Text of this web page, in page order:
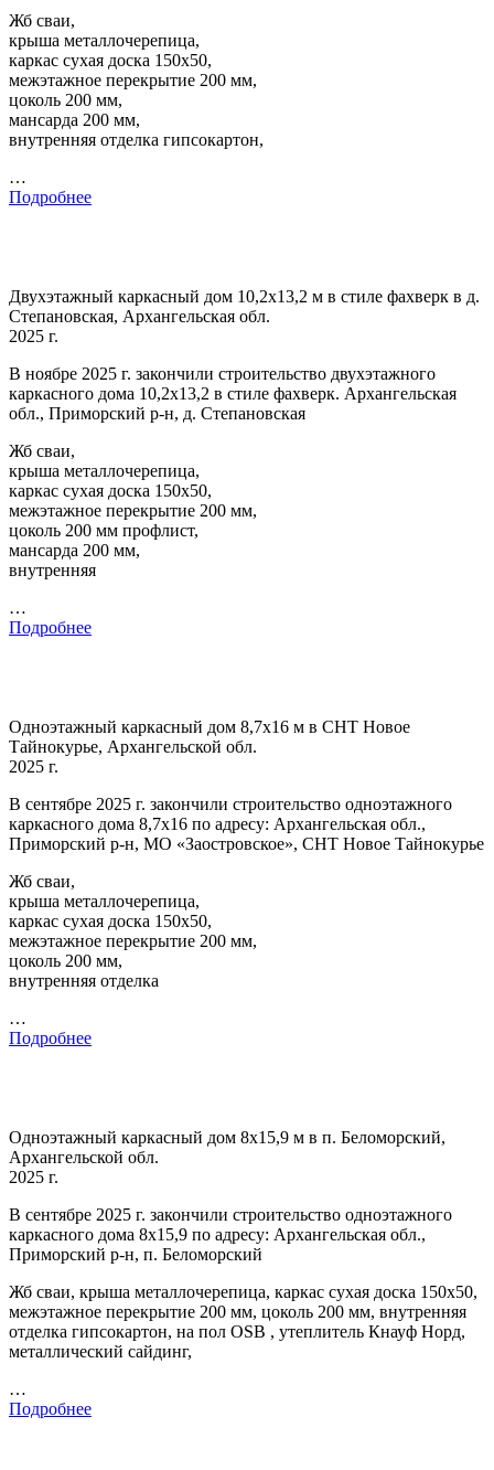
Жб сваи,
крыша металлочерепица,
каркас сухая доска 150х50,
межэтажное перекрытие 200 мм,
цоколь 200 мм,
мансарда 200 мм,
внутренняя отделка гипсокартон,
…
Подробнее
Двухэтажный каркасный дом 10,2х13,2 м в стиле фахверк в д.
Степановская, Архангельская обл.
2025 г.
В ноябре 2025 г. закончили строительство двухэтажного
каркасного дома 10,2х13,2 в стиле фахверк. Архангельская
обл., Приморский р-н, д. Степановская
Жб сваи,
крыша металлочерепица,
каркас сухая доска 150х50,
межэтажное перекрытие 200 мм,
цоколь 200 мм профлист,
мансарда 200 мм,
внутренняя
…
Подробнее
Одноэтажный каркасный дом 8,7х16 м в СНТ Новое
Тайнокурье, Архангельской обл.
2025 г.
В сентябре 2025 г. закончили строительство одноэтажного
каркасного дома 8,7х16 по адресу: Архангельская обл.,
Приморский р-н, МО «Заостровское», СНТ Новое Тайнокурье
Жб сваи,
крыша металлочерепица,
каркас сухая доска 150х50,
межэтажное перекрытие 200 мм,
цоколь 200 мм,
внутренняя отделка
…
Подробнее
Одноэтажный каркасный дом 8х15,9 м в п. Беломорский,
Архангельской обл.
2025 г.
В сентябре 2025 г. закончили строительство одноэтажного
каркасного дома 8х15,9 по адресу: Архангельская обл.,
Приморский р-н, п. Беломорский
Жб сваи, крыша металлочерепица, каркас сухая доска 150х50,
межэтажное перекрытие 200 мм, цоколь 200 мм, внутренняя
отделка гипсокартон, на пол OSB , утеплитель Кнауф Норд,
металлический сайдинг,
…
Подробнее